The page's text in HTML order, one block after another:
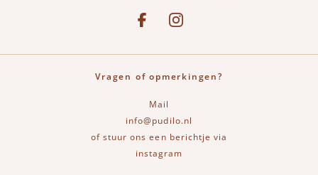
See our FacebookBekijk onze Instagram pagina
Vragen of opmerkingen?
Mail
info@pudilo.nl
of stuur ons een berichtje via
instagram